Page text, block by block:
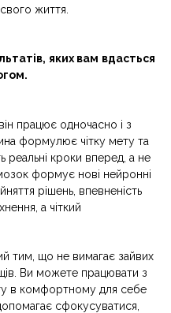
життя.
яких вам вдасться
працює одночасно і з
формулює чітку мету та
реальні кроки вперед, а не
формує нові нейронні
рішень, впевненість
а чіткий
тим, що не вимагає зайвих
Ви можете працювати з
в комфортному для себе
сфокусуватися,